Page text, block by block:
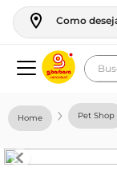
Como
Pet Shop
geladeira